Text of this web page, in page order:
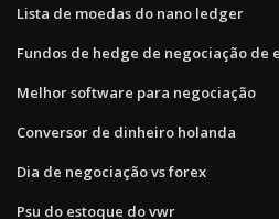
Lista de moedas do nano ledger
Fundos de hedge de negociação de
Melhor software para negociação
Conversor de dinheiro holanda
Dia de negociação vs forex
Psu do estoque do vwr